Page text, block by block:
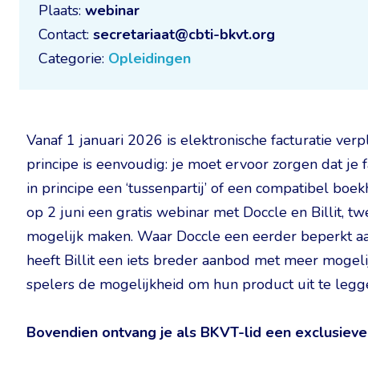
Plaats: webinar
Contact: secretariaat@cbti-bkvt.org
Categorie: Opleidingen
Vanaf 1 januari 2026 is elektronische facturatie
principe is eenvoudig: je moet ervoor zorgen dat
in principe een ‘tussenpartij’ of een compatibel
op 2 juni een gratis webinar met Doccle en Billit,
mogelijk maken. Waar Doccle een eerder beperkt
heeft Billit een iets breder aanbod met meer
spelers de mogelijkheid om hun product uit te
Bovendien ontvang je als BKVT-lid een